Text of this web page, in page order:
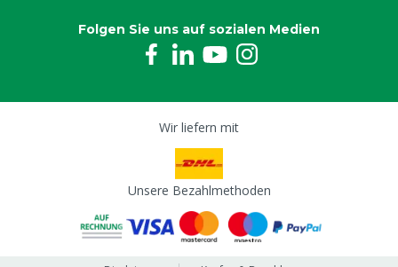
Folgen Sie uns auf sozialen Medien
Wir liefern mit
Unsere Bezahlmethoden